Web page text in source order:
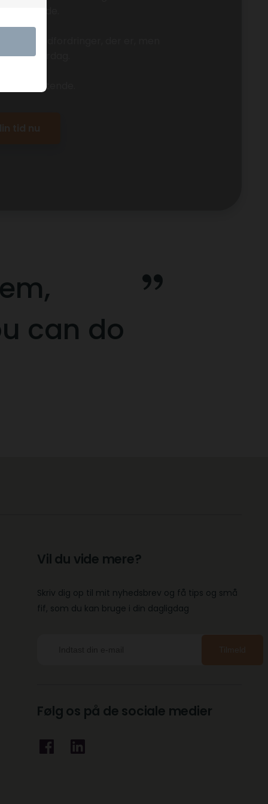
om de udfordringer, der er, men
din hverdag.
uforpligtende.
can do
Vil du vide mere?
Skriv dig op til mit nyhedsbrev og få tips og små
fif, som du kan bruge i din dagligdag
Følg os på de sociale medier